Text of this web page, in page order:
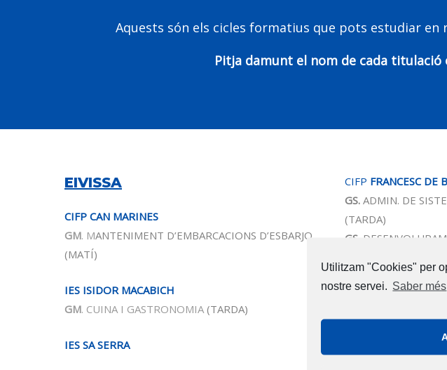
Aquests són els cicles formatius que pots estudiar
Pitja damunt el nom de cada
EIVISSA
CIFP CAN MARINES
GM. MANTENIMENT D’EMBARCACIONS D’ESBARJO
(MATÍ)
IES ISIDOR MACABICH
GM. CUINA I GASTRONOMIA (TARDA)
IES SA SERRA
CIFP FRANCESC DE
GS.ADMIN. DE
(TARDA)
GS.
CIFP JUNÍPER SERRA
. AUTOMOCIÓ
Utilitzam "Cookies" per
nostre servei. Saber més